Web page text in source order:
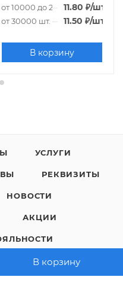
В корзину
от 10000 до 29000 шт.
11.80 ₽/шт.
от 30000 шт. 11.50 ₽/шт.
В корзину
УСЛУГИ
РЕКВИЗИТЫ
НОВОСТИ
АКЦИИ